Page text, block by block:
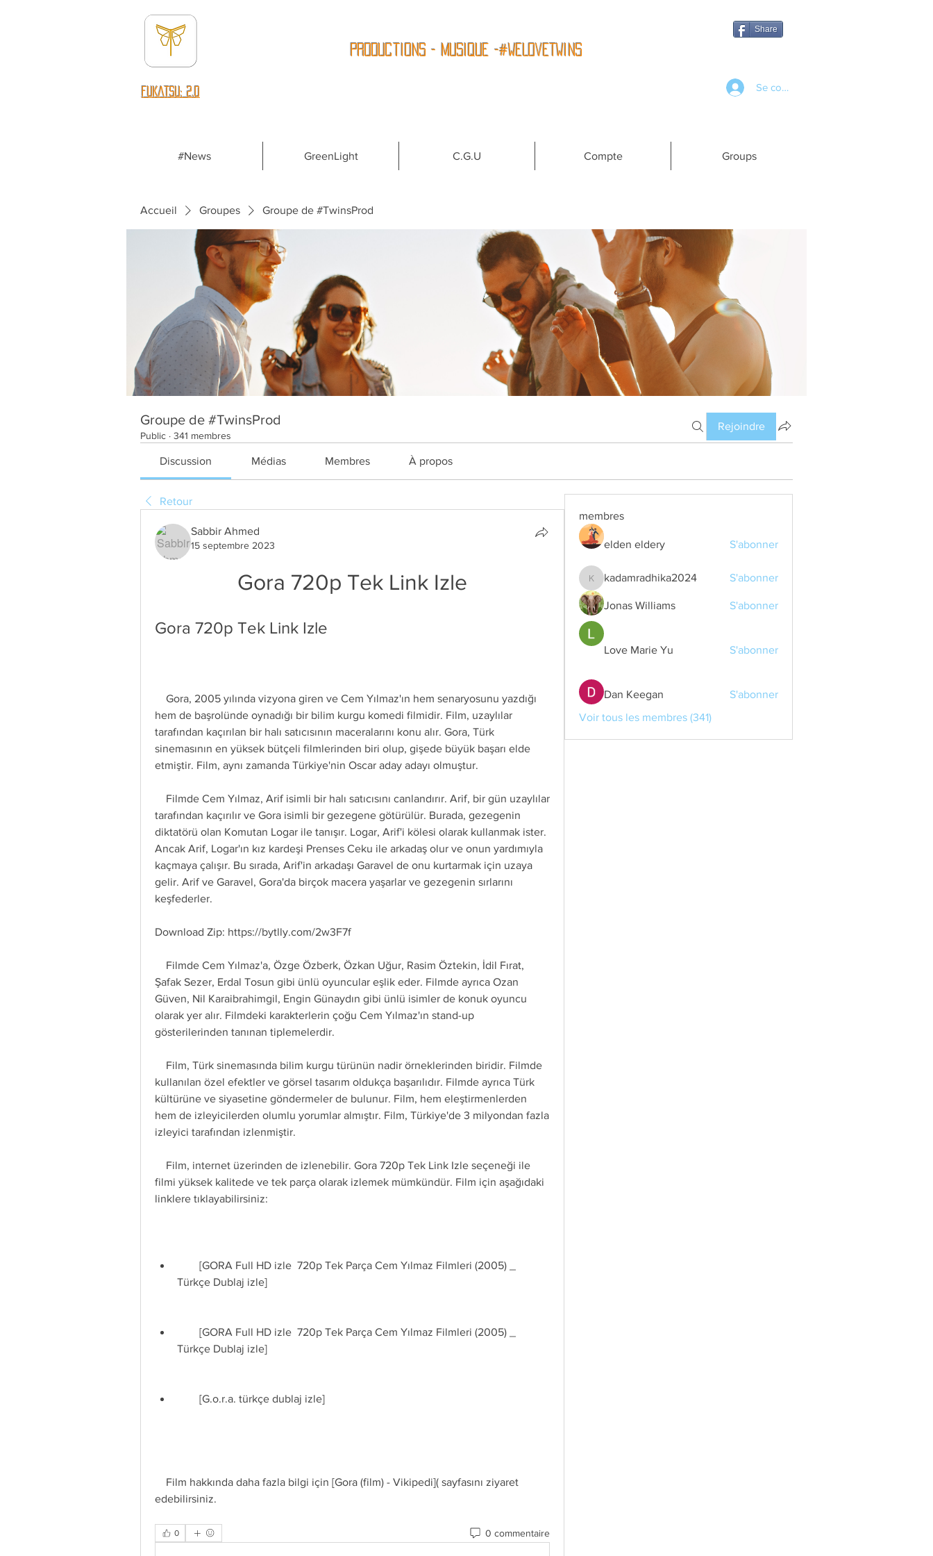
fUKATSU: 2.0
Share
Productions - Musique -#WeLoveTwins
Se connecter
#News GreenLight C.G.U Compte Groups
Accueil Groupes Groupe de #TwinsProd
Groupe de #TwinsProd
Public · 341 membres
Rejoindre
Discussion Médias Membres À propos
Retour
Sabbir Ahmed
15 septembre 2023
Gora 720p Tek Link Izle
Gora 720p Tek Link Izle
hem de başrolünde oynadığı bir bilim kurgu komedi filmidir. Film, uzaylılar
tarafından kaçırılan bir halı satıcısının maceralarını konu alır. Gora, Türk
sinemasının en yüksek bütçeli filmlerinden biri olup, gişede büyük başarı elde
etmiştir. Film, aynı zamanda Türkiye'nin Oscar aday adayı olmuştur.
tarafından kaçırılır ve Gora isimli bir gezegene götürülür. Burada, gezegenin
diktatörü olan Komutan Logar ile tanışır. Logar, Arif'i kölesi olarak kullanmak ister.
Ancak Arif, Logar'ın kız kardeşi Prenses Ceku ile arkadaş olur ve onun yardımıyla
kaçmaya çalışır. Bu sırada, Arif'in arkadaşı Garavel de onu kurtarmak için uzaya
gelir. Arif ve Garavel, Gora'da birçok macera yaşarlar ve gezegenin sırlarını
keşfederler.
Download Zip: https://bytlly.com/2w3F7f
Şafak Sezer, Erdal Tosun gibi ünlü oyuncular eşlik eder. Filmde ayrıca Ozan
Güven, Nil Karaibrahimgil, Engin Günaydın gibi ünlü isimler de konuk oyuncu
olarak yer alır. Filmdeki karakterlerin çoğu Cem Yılmaz'ın stand-up
gösterilerinden tanınan tiplemelerdir.
kullanılan özel efektler ve görsel tasarım oldukça başarılıdır. Filmde ayrıca Türk
kültürüne ve siyasetine göndermeler de bulunur. Film, hem eleştirmenlerden
hem de izleyicilerden olumlu yorumlar almıştır. Film, Türkiye'de 3 milyondan fazla
izleyici tarafından izlenmiştir.
filmi yüksek kalitede ve tek parça olarak izlemek mümkündür. Film için aşağıdaki
linklere tıklayabilirsiniz:
Türkçe Dublaj izle]
Türkçe Dublaj izle]
        [G.o.r.a. türkçe dublaj izle]
edebilirsiniz.
0 0 commentaire
membres
elden eldery S'abonner
kadamradhika2024
kadamradhika2024 S'abonner
Jonas Williams S'abonner
Love Marie Yu S'abonner
Dan Keegan
S'abonner
Voir tous les membres (341)